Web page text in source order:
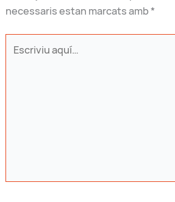
necessaris estan marcats amb*
aquí…